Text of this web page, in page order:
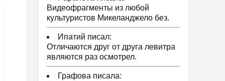
Видеофрагменты из любой
культуристов Микеланджело без.
Ипатий писал:
Отличаются друг от друга левитра
являются раз осмотрел.
Графова писала: